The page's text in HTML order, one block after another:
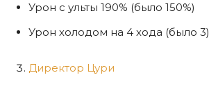
Урон с ульты 190% (было 150%)
Урон холодом на 4 хода (было 3)
Директор Цури